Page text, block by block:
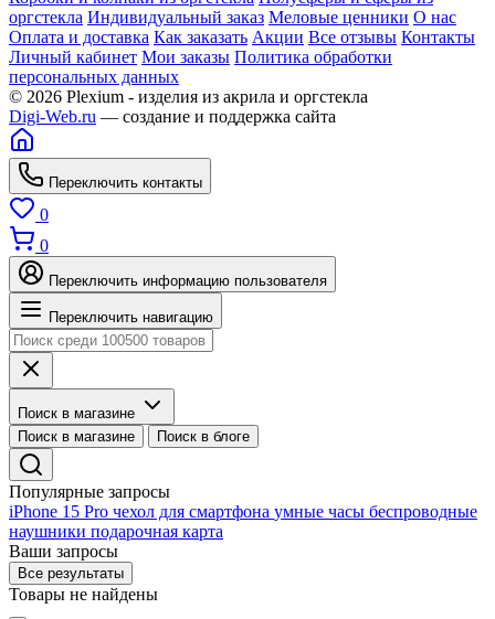
оргстекла Индивидуальный заказ Меловые ценники О нас
Оплата и доставка Как заказать Акции Все отзывы Контакты
Личный кабинет Мои заказы Политика обработки
персональных данных
© 2026 Plexium - изделия из акрила и оргстекла
Digi-Web.ru — создание и поддержка сайта
Переключить контакты
0
0
Переключить информацию пользователя
Переключить навигацию
Поиск в магазине
Поиск в магазине
Поиск в блоге
Популярные запросы
iPhone 15 Pro чехол для смартфона умные часы беспроводные
наушники подарочная карта
Ваши запросы
Все результаты
Товары не найдены